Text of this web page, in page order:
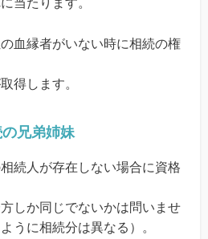
当たります。
血縁者がいない時に相続の権
得します。
兄弟姉妹
続人が存在しない場合に資格
しか同じでないかは問いませ
うに相続分は異なる）。